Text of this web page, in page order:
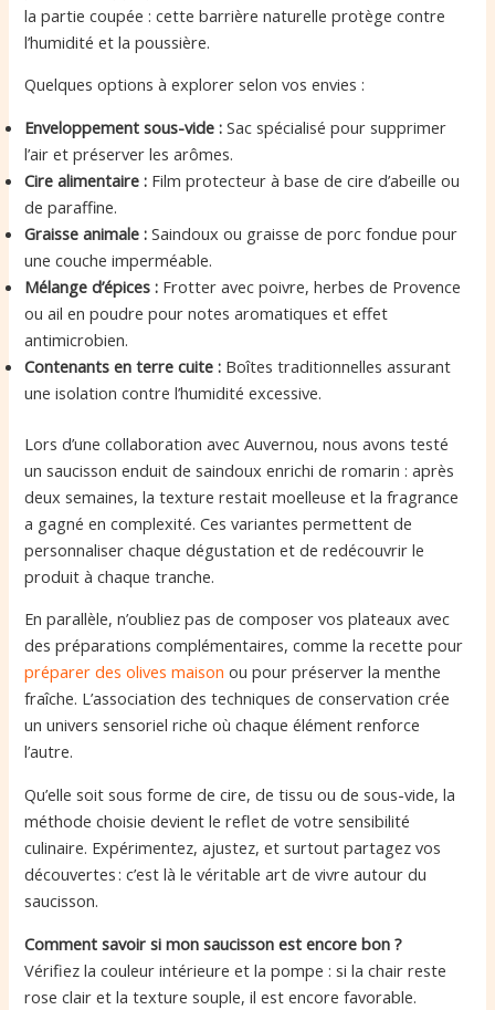
la partie coupée : cette barrière naturelle protège contre
l’humidité et la poussière.
Quelques options à explorer selon vos envies :
Enveloppement sous-vide : Sac spécialisé pour supprimer
l’air et préserver les arômes.
Cire alimentaire : Film protecteur à base de cire d’abeille ou
de paraffine.
Graisse animale : Saindoux ou graisse de porc fondue pour
une couche imperméable.
Mélange d’épices : Frotter avec poivre, herbes de Provence
ou ail en poudre pour notes aromatiques et effet
antimicrobien.
Contenants en terre cuite : Boîtes traditionnelles assurant
une isolation contre l’humidité excessive.
Lors d’une collaboration avec Auvernou, nous avons testé
un saucisson enduit de saindoux enrichi de romarin : après
deux semaines, la texture restait moelleuse et la fragrance
a gagné en complexité. Ces variantes permettent de
personnaliser chaque dégustation et de redécouvrir le
produit à chaque tranche.
En parallèle, n’oubliez pas de composer vos plateaux avec
des préparations complémentaires, comme la recette pour
préparer des olives maison ou pour préserver la menthe
fraîche. L’association des techniques de conservation crée
un univers sensoriel riche où chaque élément renforce
l’autre.
Qu’elle soit sous forme de cire, de tissu ou de sous-vide, la
méthode choisie devient le reflet de votre sensibilité
culinaire. Expérimentez, ajustez, et surtout partagez vos
découvertes : c’est là le véritable art de vivre autour du
saucisson.
Comment savoir si mon saucisson est encore bon ?
Vérifiez la couleur intérieure et la pompe : si la chair reste
rose clair et la texture souple, il est encore favorable.